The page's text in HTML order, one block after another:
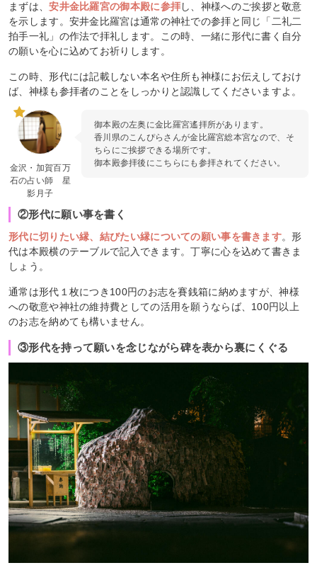
まずは、安井金比羅宮の御本殿に参拝し、神様へのご挨拶と敬意
を示します。安井金比羅宮は通常の神社での参拝と同じ「二礼二
拍手一礼」の作法で拝礼します。この時、一緒に形代に書く自分
の願いを心に込めてお祈りします。
この時、形代には記載しない本名や住所も神様にお伝えしておけ
ば、神様も参拝者のことをしっかりと認識してくださいますよ。
金沢・加賀百万
石の占い師 星
影月子
御本殿の左奥に金比羅宮遙拝所があります。
香川県のこんぴらさんが金比羅宮総本宮なので、そ
ちらにご挨拶できる場所です。
御本殿参拝後にこちらにも参拝されてください。
②形代に願い事を書く
形代に切りたい縁、結びたい縁についての願い事を書きます。形
代は本殿横のテーブルで記入できます。丁寧に心を込めて書きま
しょう。
通常は形代１枚につき100円のお志を賽銭箱に納めます​が、神様
への敬意や神社の維持費としての活用を願うならば、100円以上
のお志を納めても構いません。
③形代を持って願いを念じながら碑を表から裏にくぐる